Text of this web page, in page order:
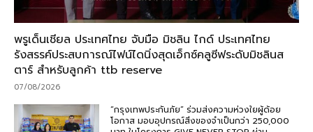
พรูเด็นเชียล ประเทศไทย จับมือ มิชลิน ไกด์ ประเทศไทย
รังสรรค์ประสบการณ์ไฟน์ไดนิ่งสุดเอ็กซ์คลูซีฟระดับมิชลินส
ตาร์ สำหรับลูกค้า ttb reserve
07/08/2026
“กรุงเทพประกันภัย” ร่วมส่งความห่วงใยผู้ด้อย
โอกาส มอบอุปกรณ์สิ่งของจำเป็นกว่า 250,000